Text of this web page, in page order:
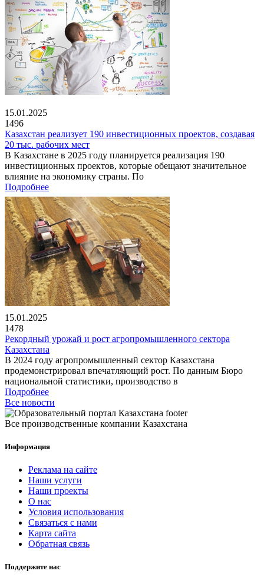
15.01.2025
1496
Казахстан реализует 190 инвестиционных проектов, создавая
20 тыс. рабочих мест
В Казахстане в 2025 году планируется реализация 190
инвестиционных проектов, которые обещают значительное
влияние на экономику страны. По
Подробнее
15.01.2025
1478
Рекордный урожай и рост агропромышленного сектора
Казахстана
В 2024 году агропромышленный сектор Казахстана
продемонстрировал впечатляющий рост. По данным Бюро
национальной статистики, производство в
Подробнее
Все новости
Все производственные компании Казахстана
Информация
Реклама на сайте
Наши услуги
Наши проекты
О нас
Условия использования
Связаться с нами
Карта сайта
Обратная связь
Поддержите нас